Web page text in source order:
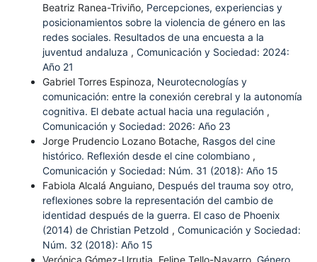
Beatriz Ranea-Triviño, Percepciones, experiencias y
posicionamientos sobre la violencia de género en las
redes sociales. Resultados de una encuesta a la
juventud andaluza , Comunicación y Sociedad: 2024:
Año 21
Gabriel Torres Espinoza, Neurotecnologías y
comunicación: entre la conexión cerebral y la autonomía
cognitiva. El debate actual hacia una regulación ,
Comunicación y Sociedad: 2026: Año 23
Jorge Prudencio Lozano Botache, Rasgos del cine
histórico. Reflexión desde el cine colombiano ,
Comunicación y Sociedad: Núm. 31 (2018): Año 15
Fabiola Alcalá Anguiano, Después del trauma soy otro,
reflexiones sobre la representación del cambio de
identidad después de la guerra. El caso de Phoenix
(2014) de Christian Petzold , Comunicación y Sociedad:
Núm. 32 (2018): Año 15